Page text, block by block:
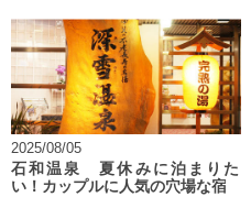
2025/08/05
石和温泉 夏休みに泊まりた
い！カップルに人気の穴場な宿